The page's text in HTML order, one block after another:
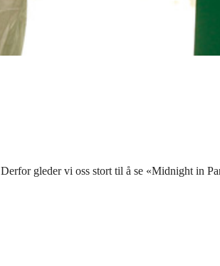
Derfor gleder vi oss stort til å se «Midnight in